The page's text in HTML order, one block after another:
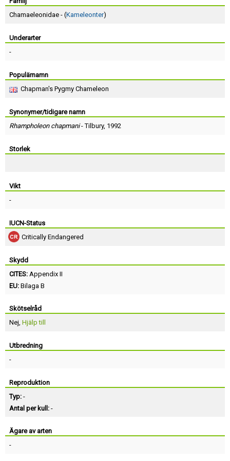
Chamaeleonidae - (Kameleonter)
Underarter
-
Populärnamn
Chapman's Pygmy Chameleon
Synonymer/tidigare namn
Rhampholeon chapmani-Tilbury, 1992
Storlek
Vikt
-
IUCN-Status
Critically Endangered
Skydd
CITES: Appendix II
EU: Bilaga B
Skötselråd
Nej, Hjälp till
Utbredning
-
Reproduktion
Typ: -
Antal per kull: -
Ägare av arten
-